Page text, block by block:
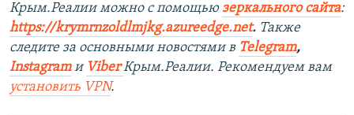
Крым.Реалии можно с помощью зеркального сайта:
https://krymrnzoldlmjkg.azureedge.net. Также
следите за основными новостями в Telegram,
Instagram и ViberКрым.Реалии. Рекомендуем вам
установить VPN.